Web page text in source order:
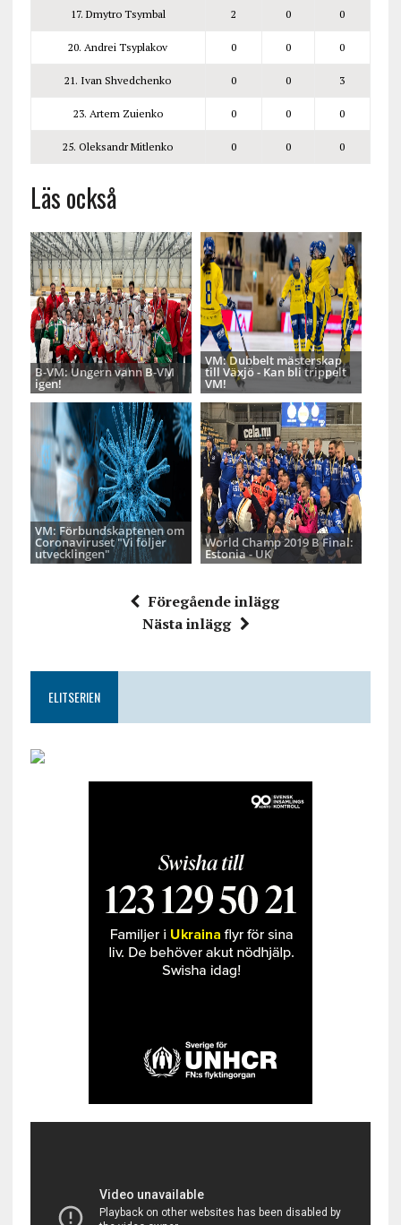
17. Dmytro Tsymbal 2 0 0
20. Andrei Tsyplakov 0 0 0
21. Ivan Shvedchenko 0 0 3
23. Artem Zuienko 0 0 0
25. Oleksandr Mitlenko 0 0 0
Läs också
B-VM: Ungern vann B-VM
igen!
VM: Dubbelt mästerskap
till Växjö - Kan bli trippelt
VM!
VM: Förbundskaptenen om
Coronaviruset "Vi följer
utvecklingen"
World Champ 2019 B Final:
Estonia - UK
Föregående inlägg
Nästa inlägg
ELITSERIEN